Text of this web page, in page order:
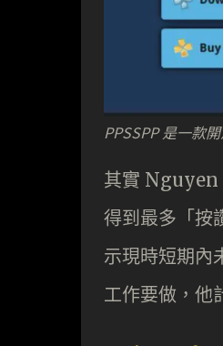
PPSSPP 是一款
其實 Nguyen
得到最多「
示現時短期
工作要做，他